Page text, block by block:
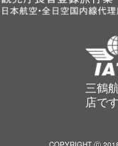
三鶴
店です